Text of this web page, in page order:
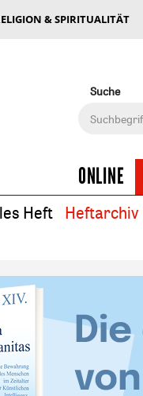
& SPIRITUALITÄT
Suche
ONLINE
Heft Heftarchiv